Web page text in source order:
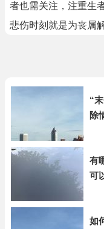
者也需关注，注重生
悲伤时刻就是为丧属
“
除
有
可
如